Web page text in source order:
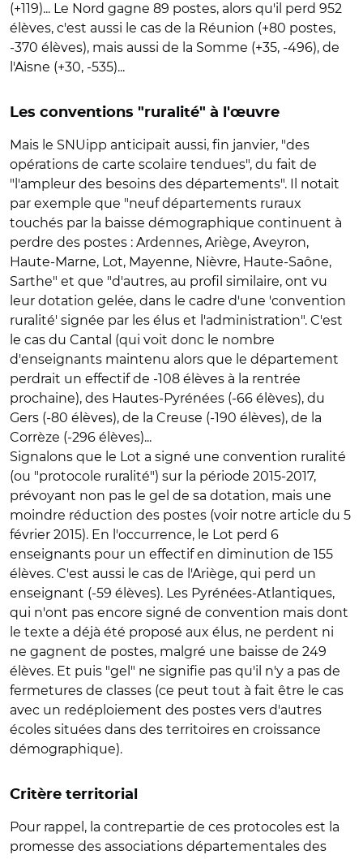
(+119)... Le Nord gagne 89 postes, alors qu'il perd 952
élèves, c'est aussi le cas de la Réunion (+80 postes,
-370 élèves), mais aussi de la Somme (+35, -496), de
l'Aisne (+30, -535)...
Les conventions "ruralité" à l'œuvre
Mais le SNUipp anticipait aussi, fin janvier, "des
opérations de carte scolaire tendues", du fait de
"l'ampleur des besoins des départements". Il notait
par exemple que "neuf départements ruraux
touchés par la baisse démographique continuent à
perdre des postes : Ardennes, Ariège, Aveyron,
Haute-Marne, Lot, Mayenne, Nièvre, Haute-Saône,
Sarthe" et que "d'autres, au profil similaire, ont vu
leur dotation gelée, dans le cadre d'une 'convention
ruralité' signée par les élus et l'administration". C'est
le cas du Cantal (qui voit donc le nombre
d'enseignants maintenu alors que le département
perdrait un effectif de -108 élèves à la rentrée
prochaine), des Hautes-Pyrénées (-66 élèves), du
Gers (-80 élèves), de la Creuse (-190 élèves), de la
Corrèze (-296 élèves)...
Signalons que le Lot a signé une convention ruralité
(ou "protocole ruralité") sur la période 2015-2017,
prévoyant non pas le gel de sa dotation, mais une
moindre réduction des postes (voir notre article du 5
février 2015). En l'occurrence, le Lot perd 6
enseignants pour un effectif en diminution de 155
élèves. C'est aussi le cas de l'Ariège, qui perd un
enseignant (-59 élèves). Les Pyrénées-Atlantiques,
qui n'ont pas encore signé de convention mais dont
le texte a déjà été proposé aux élus, ne perdent ni
ne gagnent de postes, malgré une baisse de 249
élèves. Et puis "gel" ne signifie pas qu'il n'y a pas de
fermetures de classes (ce peut tout à fait être le cas
avec un redéploiement des postes vers d'autres
écoles situées dans des territoires en croissance
démographique).
Critère territorial
Pour rappel, la contrepartie de ces protocoles est la
promesse des associations départementales des